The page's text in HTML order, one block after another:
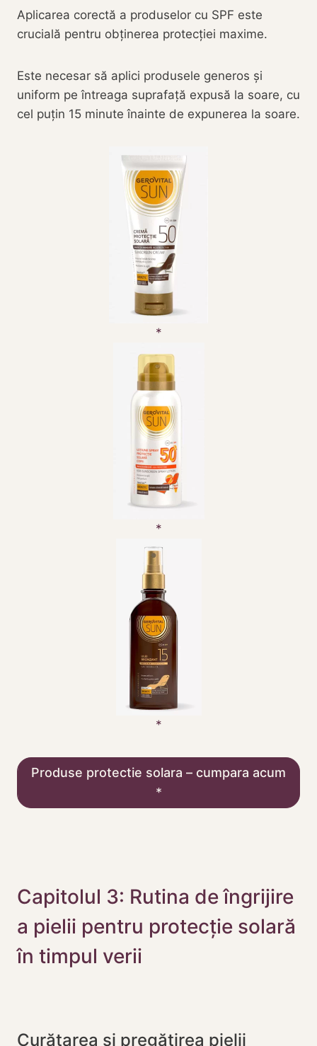
Aplicarea corectă a produselor cu SPF este
crucială pentru obținerea protecției maxime.
Este necesar să aplici produsele generos și
uniform pe întreaga suprafață expusă la soare, cu
cel puțin 15 minute înainte de expunerea la soare.
Produse protectie solara – cumpara acum
Capitolul 3: Rutina de îngrijire
a pielii pentru protecție solară
în timpul verii
Curățarea și pregătirea pielii